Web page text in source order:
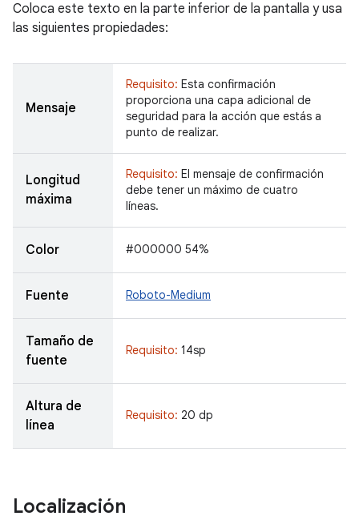
Coloca este texto en la parte inferior de la pantalla y usa
las siguientes propiedades:
Mensaje
Requisito: Esta confirmación
proporciona una capa adicional de
seguridad para la acción que estás a
punto de realizar.
Longitud
máxima
Requisito: El mensaje de confirmación
debe tener un máximo de cuatro
líneas.
Color #000000 54%
Fuente Roboto-Medium
Tamaño de
fuente
Requisito: 14sp
Altura de
línea
Requisito: 20 dp
Localización